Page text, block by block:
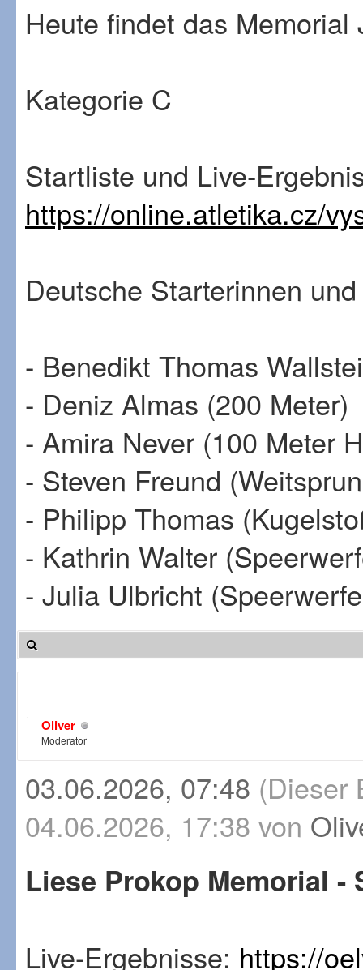
Heute findet das
Kategorie C
Startliste und Live-
https://online.atletika.cz/
Deutsche Starterinnen
- Benedikt Thomas
- Deniz Almas (200 Meter)
- Amira Never (100 Meter
- Steven Freund
- Philipp Thomas
- Kathrin Walter
- Julia Ulbricht
Oliver
Moderator
03.06.2026, 07:48 (Dieser
04.06.2026, 17:38 von
Liese Prokop Memorial -
Live-Ergebnisse: https://